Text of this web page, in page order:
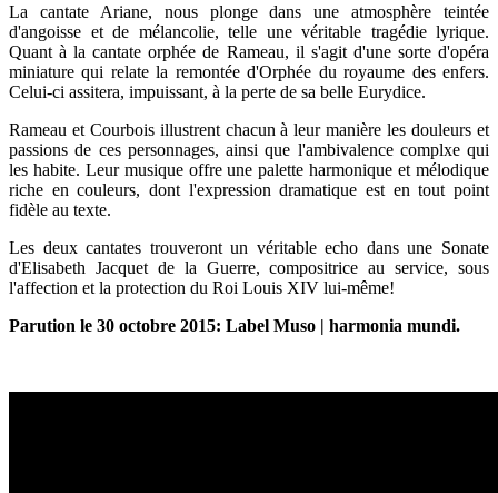
La cantate Ariane, nous plonge dans une atmosphère teintée
d'angoisse et de mélancolie, telle une véritable tragédie lyrique.
Quant à la cantate orphée de Rameau, il s'agit d'une sorte d'opéra
miniature qui relate la remontée d'Orphée du royaume des enfers.
Celui-ci assitera, impuissant, à la perte de sa belle Eurydice.
Rameau et Courbois illustrent chacun à leur manière les douleurs et
passions de ces personnages, ainsi que l'ambivalence complxe qui
les habite. Leur musique offre une palette harmonique et mélodique
riche en couleurs, dont l'expression dramatique est en tout point
fidèle au texte.
Les deux cantates trouveront un véritable echo dans une Sonate
d'Elisabeth Jacquet de la Guerre, compositrice au service, sous
l'affection et la protection du Roi Louis XIV lui-même!
Parution le 30 octobre 2015: Label Muso | harmonia mundi.